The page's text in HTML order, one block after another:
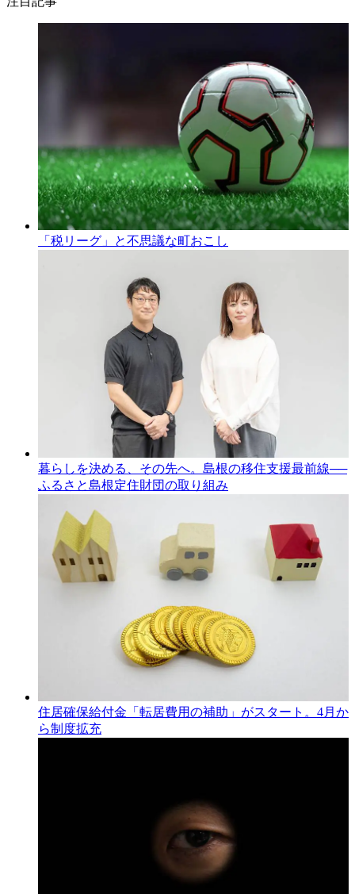
「税リーグ」と不思議な町おこし
暮らしを決める、その先へ。島根の移住支援最前線──
ふるさと島根定住財団の取り組み
住居確保給付金「転居費用の補助」がスタート。4月か
ら制度拡充